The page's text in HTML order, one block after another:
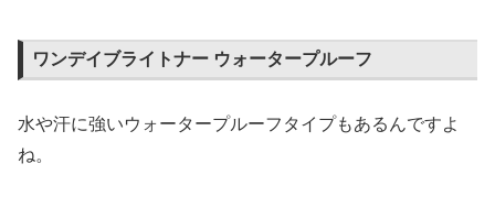
ワンデイブライトナー ウォータープルーフ
水や汗に強いウォータープルーフタイプもあるんですよ
ね。